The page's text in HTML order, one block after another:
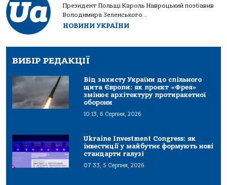
Президент Польщі Кароль Навроцький позбавив
Володимира Зеленського...
НОВИНИ УКРАЇНИ
ВИБІР РЕДАКЦІЇ
Від захисту України до спільного
щита Європи: як проєкт «Фрея»
змінює архітектуру протиракетної
оборони
10:13, 6 Серпня, 2026
Ukraine Investment Congress: як
інвестиції у майбутнє формують нові
стандарти галузі
07:33, 5 Серпня, 2026